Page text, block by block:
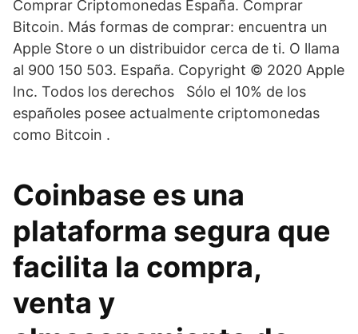
Comprar Criptomonedas España. Comprar
Bitcoin. Más formas de comprar: encuentra un
Apple Store o un distribuidor cerca de ti. O llama
al 900 150 503. España. Copyright © 2020 Apple
Inc. Todos los derechos Sólo el 10% de los
españoles posee actualmente criptomonedas
como Bitcoin .
Coinbase es una
plataforma segura que
facilita la compra,
venta y